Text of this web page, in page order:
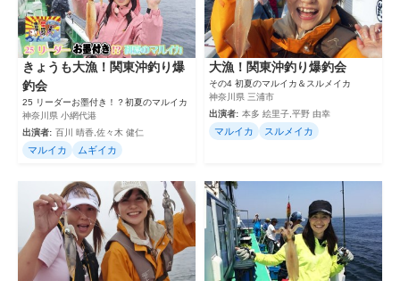
きょうも大漁！関東沖釣り爆
釣会
25 リーダーお墨付き！？初夏のマルイカ
神奈川県 小網代港
出演者: 百川 晴香,佐々木 健仁
マルイカ ムギイカ
大漁！関東沖釣り爆釣会
その4 初夏のマルイカ＆スルメイカ
神奈川県 三浦市
出演者: 本多 絵里子,平野 由幸
マルイカ スルメイカ